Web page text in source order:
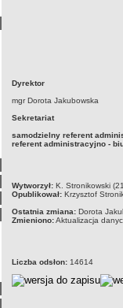
Dyrektor
mgr Dorota Jakubowska
Sekretariat
samodzielny referent
referent administracyjno -
metryczka
Wytworzył: K. Stronikowski
Opublikował: Krzysztof
Ostatnia zmiana: Dorota
Zmieniono:Aktualizacja
Liczba odsłon: 14614